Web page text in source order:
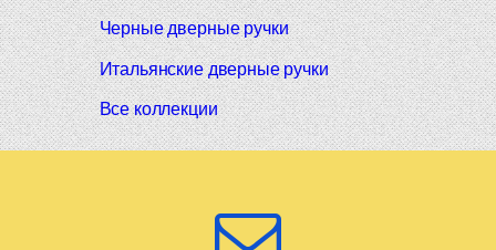
Черные дверные ручки
Итальянские дверные ручки
Все коллекции